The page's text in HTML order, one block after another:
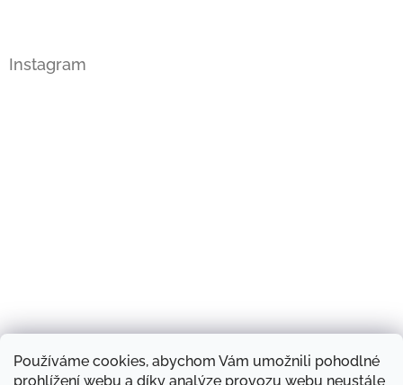
Používáme cookies, abychom Vám umožnili pohodlné
prohlížení webu a díky analýze provozu webu neustále
Instagram
Sledovat na Instagramu